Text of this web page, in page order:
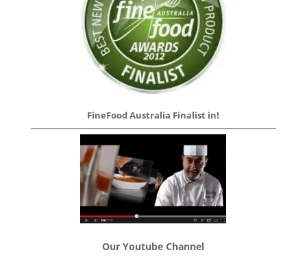
FineFood Australia Finalist in!
Our Youtube Channel